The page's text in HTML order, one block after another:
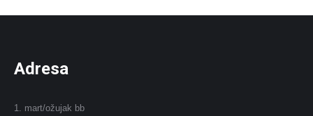
Adresa
1. mart/ožujak bb